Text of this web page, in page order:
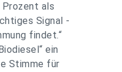
als
Signal -
findet.“
ein
Stimme für